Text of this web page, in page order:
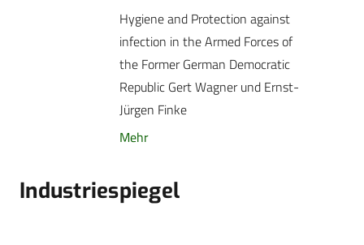
Hygiene and Protection against
infection in the Armed Forces of
the Former German Democratic
Republic Gert Wagner und Ernst-
Jürgen Finke
Mehr
Industriespiegel